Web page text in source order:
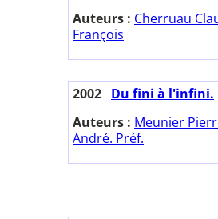
Auteurs : Cherruau
François
2002 Du fini à l'infini.
Auteurs : Meunier
André. Préf.